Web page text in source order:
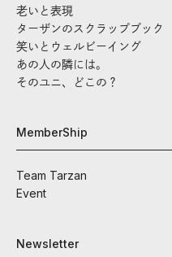
老いと表現
ターザンのスクラップブック
笑いとウェルビーイング
あの人の隣には。
そのユニ、どこの？
MemberShip
Team Tarzan
Event
Newsletter